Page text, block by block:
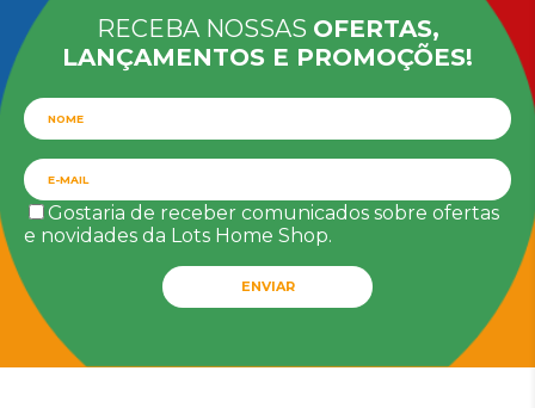
RECEBA NOSSAS OFERTAS,
LANÇAMENTOS E PROMOÇÕES!
Gostaria de receber comunicados sobre ofertas
e novidades da Lots Home Shop.
ENVIAR